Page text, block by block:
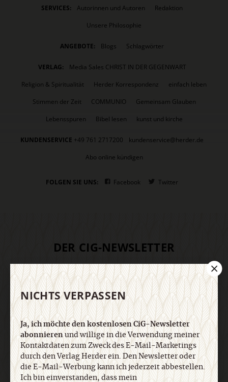
SERVICES: Autorinnen und Autoren
Redaktion
Unsere Philosophie
ANGEBOTE: Blogs Schlagwörter
VERLAG:
Media Sales CHRIST IN DER GEGENWART
Religion & Spiritualität
Herder Korrespondenz
einfach leben
Stimmen der Zeit
COMMUNIO
Gemeinsam Glauben
Lebensspuren
Bibel lesen kunst und kirche
KUNDENSERVICE +49 761 2717200
kundenservice@herder.de
Abo online kündigen
FOLGEN SIE UNS: Facebook Twitter
DER CIG-NEWSLETTER
Ja, ich möchte den kostenlosen CiG-Newsletter
abonnierenund willige in die Verwendung meiner
Kontaktdaten zum Zweck des E-Mail-Marketings
durch den Verlag Herder ein. Den Newsletter oder
die E-Mail-Werbung kann ich jederzeit abbestellen.
Ich bin einverstanden, dass mein
personenbezogenes Nutzungsverhalten in
Newsletter und E-Mail-Werbung erfasst und
ausgewertet wird, um die Inhalte besser auf meine
Interessen auszurichten. Über einen Link in
NICHTS VERPASSEN
Ja, ich möchte den kostenlosen CiG-Newsletter
abonnierenund willige in die Verwendung meiner
Kontaktdaten zum Zweck des E-Mail-Marketings
durch den Verlag Herder ein. Den Newsletter oder
die E-Mail-Werbung kann ich jederzeit abbestellen.
Ich bin einverstanden, dass mein